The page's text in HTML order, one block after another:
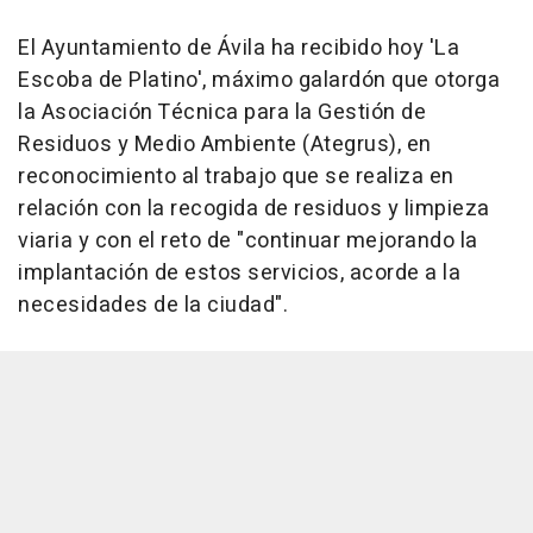
El Ayuntamiento de Ávila ha recibido hoy 'La
Escoba de Platino', máximo galardón que otorga
la Asociación Técnica para la Gestión de
Residuos y Medio Ambiente (Ategrus), en
reconocimiento al trabajo que se realiza en
relación con la recogida de residuos y limpieza
viaria y con el reto de "continuar mejorando la
implantación de estos servicios, acorde a la
necesidades de la ciudad".